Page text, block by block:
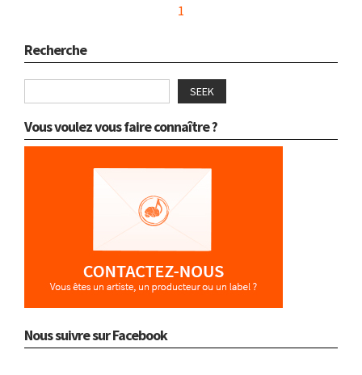
1
Recherche
SEEK
Vous voulez vous faire connaître ?
Nous suivre sur Facebook